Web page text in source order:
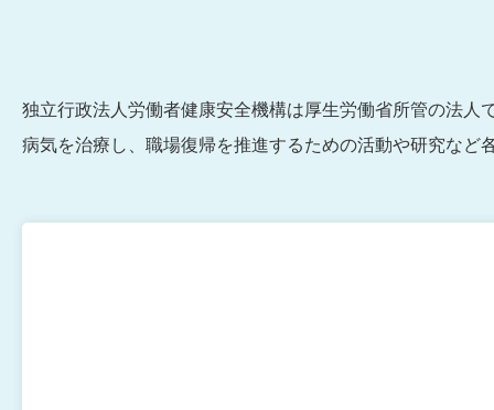
独立行政法人労働者健康安全機構は厚⽣労働省所管の法⼈
病気を治療し、職場復帰を推進するための活動や研究など